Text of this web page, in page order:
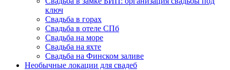
ключ
Свадьба в горах
Свадьба в отеле СПб
Свадьба на море
Свадьба на яхте
Свадьба на Финском заливе
Необычные локации для свадеб